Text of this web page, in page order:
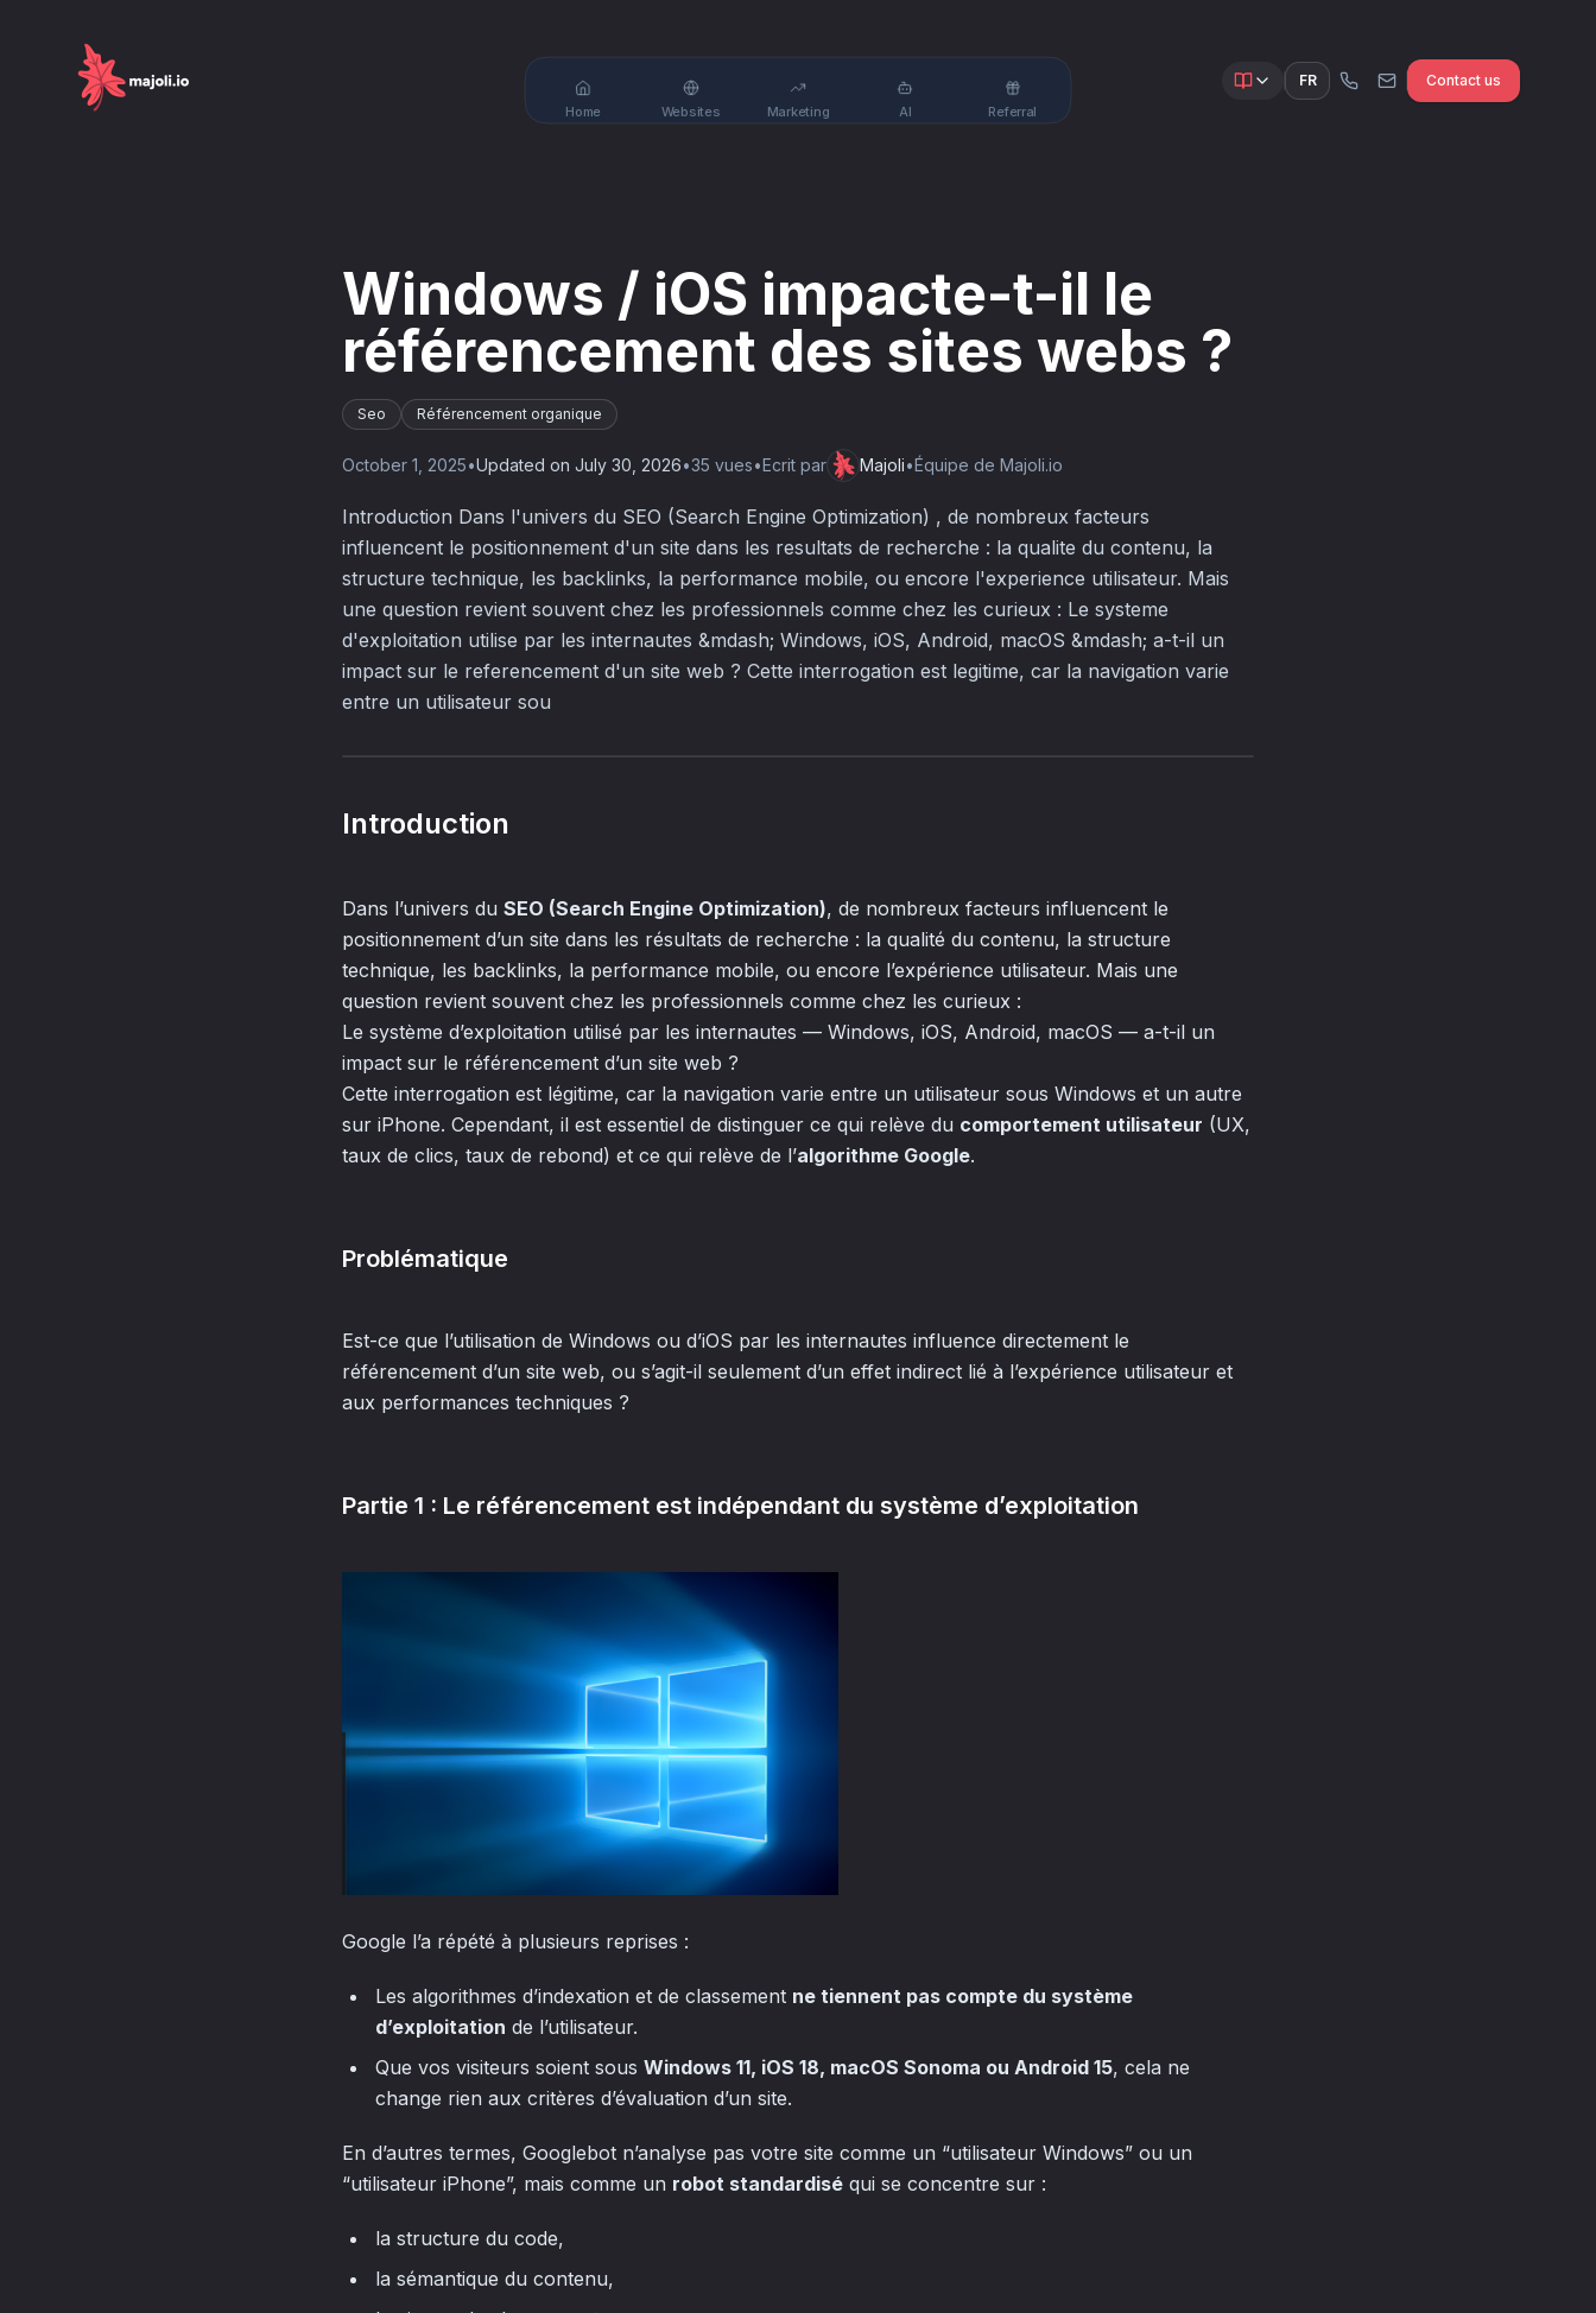
Home Websites Marketing AI Referral
FR Contact us
Windows / iOS impacte-t-il le
référencement des sites webs ?
Seo Référencement organique
October 1, 2025•Updated on July 30, 2026•35 vues•Ecrit par Majoli•Équipe de Majoli.io
Introduction Dans l'univers du SEO (Search Engine Optimization) , de nombreux facteurs
influencent le positionnement d'un site dans les resultats de recherche : la qualite du contenu, la
structure technique, les backlinks, la performance mobile, ou encore l'experience utilisateur. Mais
une question revient souvent chez les professionnels comme chez les curieux : Le systeme
d'exploitation utilise par les internautes &mdash; Windows, iOS, Android, macOS &mdash; a-t-il un
impact sur le referencement d'un site web ? Cette interrogation est legitime, car la navigation varie
entre un utilisateur sou
Introduction
Dans l’univers du SEO (Search Engine Optimization), de nombreux facteurs influencent le
positionnement d’un site dans les résultats de recherche : la qualité du contenu, la structure
technique, les backlinks, la performance mobile, ou encore l’expérience utilisateur. Mais une
question revient souvent chez les professionnels comme chez les curieux :
Le système d’exploitation utilisé par les internautes — Windows, iOS, Android, macOS — a-t-il un
impact sur le référencement d’un site web ?
Cette interrogation est légitime, car la navigation varie entre un utilisateur sous Windows et un autre
sur iPhone. Cependant, il est essentiel de distinguer ce qui relève du comportement utilisateur (UX,
taux de clics, taux de rebond) et ce qui relève de l’algorithme Google.
Problématique
Est-ce que l’utilisation de Windows ou d’iOS par les internautes influence directement le
référencement d’un site web, ou s’agit-il seulement d’un effet indirect lié à l’expérience utilisateur et
aux performances techniques ?
Partie 1 : Le référencement est indépendant du système d’exploitation
Google l’a répété à plusieurs reprises :
Les algorithmes d’indexation et de classement ne tiennent pas compte du système
d’exploitation de l’utilisateur.
Que vos visiteurs soient sous Windows 11, iOS 18, macOS Sonoma ou Android 15, cela ne
change rien aux critères d’évaluation d’un site.
En d’autres termes, Googlebot n’analyse pas votre site comme un “utilisateur Windows” ou un
“utilisateur iPhone”, mais comme un robot standardisé qui se concentre sur :
la structure du code,
la sémantique du contenu,